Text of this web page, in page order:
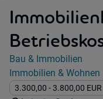
Jobdetails
Kategorie:
Bau & Immobilien
Industry:
Immobilien & Wohnen
Gehalt:
3.300,00 - 3.800,00 EUR